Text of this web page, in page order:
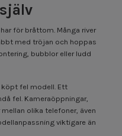
för bråttom. Många river
med tröjan och hoppas
bubblor eller ludd
fel modell. Ett
fel. Kameraöppningar,
olika telefoner, även
viktigare än